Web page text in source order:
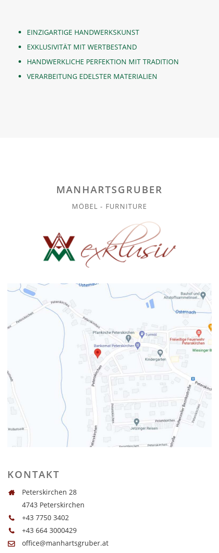
EINZIGARTIGE HANDWERKSKUNST
EXKLUSIVITÄT MIT WERTBESTAND
HANDWERKLICHE PERFEKTION MIT TRADITION
VERARBEITUNG EDELSTER MATERIALIEN
MANHARTSGRUBER
MÖBEL - FURNITURE
KONTAKT
Peterskirchen 28
4743 Peterskirchen
+43 7750 3402
+43 664 3000429
office@manhartsgruber.at